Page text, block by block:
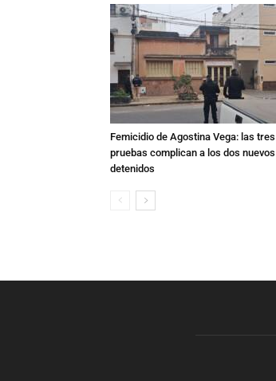
Femicidio de Agostina Vega: las tres
pruebas complican a los dos nuevos
detenidos